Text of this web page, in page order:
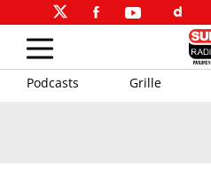
Podcasts Grille